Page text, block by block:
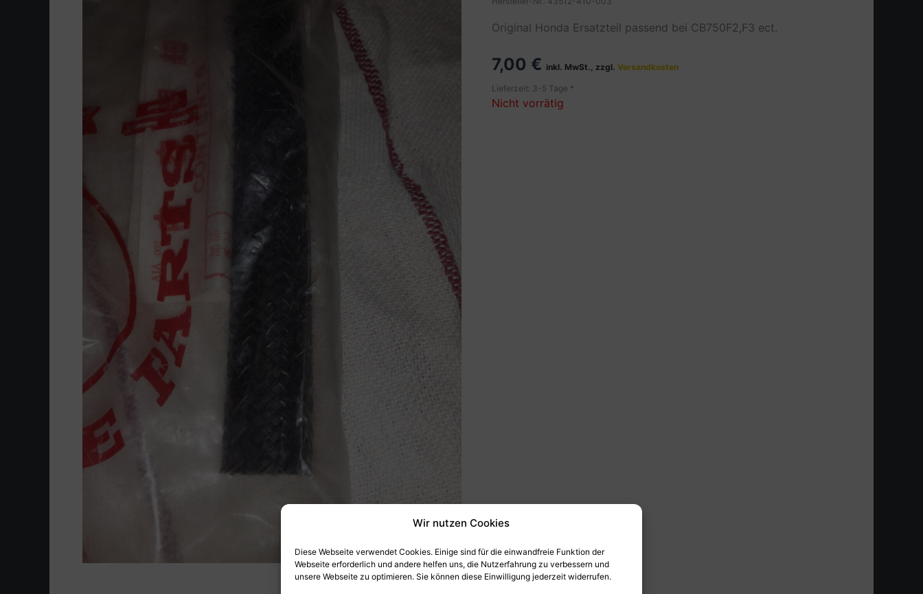
Wir nutzen Cookies
Diese Webseite verwendet Cookies. Einige sind für die einwandfreie Funktion der
Webseite erforderlich und andere helfen uns, die Nutzerfahrung zu verbessern und
unsere Webseite zu optimieren. Sie können diese Einwilligung jederzeit widerrufen.
Original Honda Ersatzteil passend bei CB750F2,F3 ect.
7,00 € inkl. MwSt., zzgl.Versandkosten
Lieferzeit: 3-5 Tage *
Nicht vorrätig